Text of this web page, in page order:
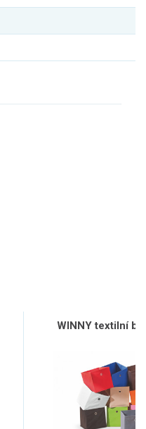
WINNY textilní